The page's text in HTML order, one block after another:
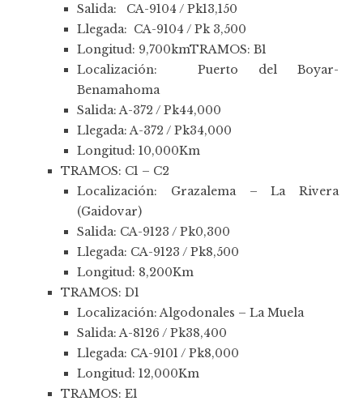
Salida: CA-9104 / Pk13,150
Llegada: CA-9104 / Pk 3,500
Longitud: 9,700kmTRAMOS: B1
Localización: Puerto del Boyar-
Benamahoma
Salida: A-372 / Pk44,000
Llegada: A-372 / Pk34,000
Longitud: 10,000Km
TRAMOS: C1 – C2
Localización: Grazalema – La Rivera
(Gaidovar)
Salida: CA-9123 / Pk0,300
Llegada: CA-9123 / Pk8,500
Longitud: 8,200Km
TRAMOS: D1
Localización: Algodonales – La Muela
Salida: A-8126 / Pk38,400
Llegada: CA-9101 / Pk8,000
Longitud: 12,000Km
TRAMOS: E1